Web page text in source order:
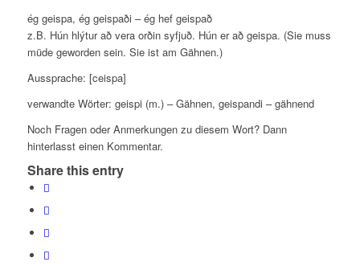
ég geispa, ég geispaði – ég hef geispað
z.B. Hún hlýtur að vera orðin syfjuð. Hún er að geispa. (Sie muss
müde geworden sein. Sie ist am Gähnen.)
Aussprache: [ceispa]
verwandte Wörter: geispi (m.) – Gähnen, geispandi – gähnend
Noch Fragen oder Anmerkungen zu diesem Wort? Dann
hinterlasst einen Kommentar.
Share this entry